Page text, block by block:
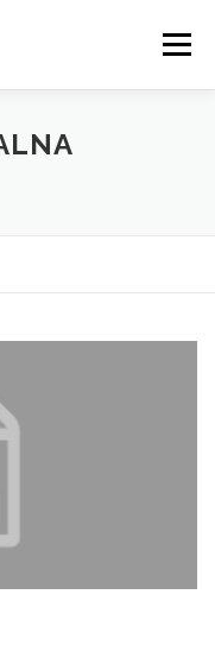
Menu
?